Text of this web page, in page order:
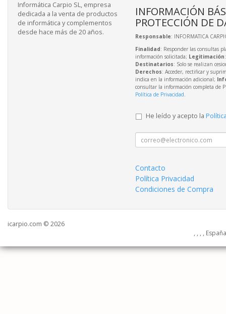
Informática Carpio SL, empresa
dedicada a la venta de productos
de informática y complementos
desde hace más de 20 años.
INFORMACIÓN
PROTECCIÓN DE
Responsable: INFORMATICA
Finalidad: Responder las consultas
información solicitada; Legitimación
Destinatarios: Solo se realizan
Derechos: Acceder, rectificar y
indica en la información adicional;
consultar la información completa de
Política de Privacidad.
He leído y acepto la
Contacto
Política Privacidad
Condiciones de Compra
icarpio.com © 2026
, , , ,